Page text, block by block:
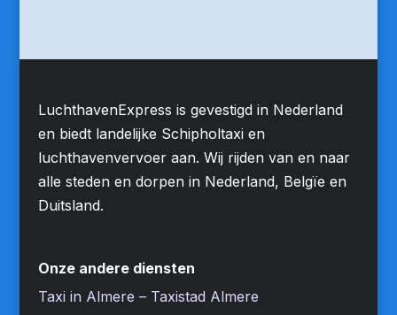
LuchthavenExpress is gevestigd in Nederland
en biedt landelijke Schipholtaxi en
luchthavenvervoer aan. Wij rijden van en naar
alle steden en dorpen in Nederland, Belgïe en
Duitsland.
Onze andere diensten
Taxi in Almere – Taxistad Almere